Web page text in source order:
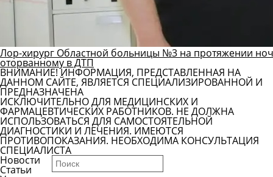
Лор-хирург Областной больницы №3 на протяжении
оторванному в ДТП
ВНИМАНИЕ! ИНФОРМАЦИЯ, ПРЕДСТАВЛЕННАЯ НА
ДАННОМ САЙТЕ, ЯВЛЯЕТСЯ СПЕЦИАЛИЗИРОВАННОЙ И
ПРЕДНАЗНАЧЕНА
ИСКЛЮЧИТЕЛЬНО ДЛЯ МЕДИЦИНСКИХ И
ФАРМАЦЕВТИЧЕСКИХ РАБОТНИКОВ. НЕ ДОЛЖНА
ИСПОЛЬЗОВАТЬСЯ ДЛЯ САМОСТОЯТЕЛЬНОЙ
ДИАГНОСТИКИ И ЛЕЧЕНИЯ. ИМЕЮТСЯ
ПРОТИВОПОКАЗАНИЯ. НЕОБХОДИМА КОНСУЛЬТАЦИЯ
СПЕЦИАЛИСТА
Новости
Статьи